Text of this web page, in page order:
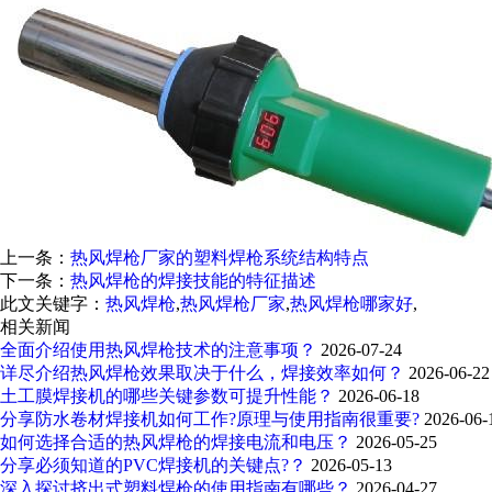
上一条： 热风焊枪厂家的塑料焊枪系统结构特点
下一条： 热风焊枪的焊接技能的特征描述
此文关键字： 热风焊枪,热风焊枪厂家,热风焊枪哪家好,
相关新闻
全面介绍使用热风焊枪技术的注意事项？ 2026-07-24
详尽介绍热风焊枪效果取决于什么，焊接效率如何？ 2026-06-22
土工膜焊接机的哪些关键参数可提升性能？ 2026-06-18
分享防水卷材焊接机如何工作?原理与使用指南很重要? 2026-06-
如何选择合适的热风焊枪的焊接电流和电压？ 2026-05-25
分享必须知道的PVC焊接机的关键点?？ 2026-05-13
深入探讨挤出式塑料焊枪的使用指南有哪些？ 2026-04-27